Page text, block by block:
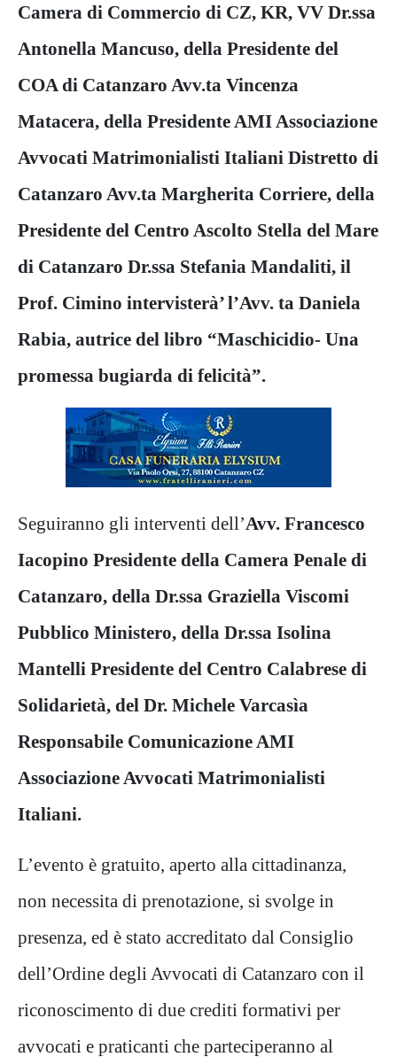
Camera di Commercio di CZ, KR, VV Dr.ssa
Antonella Mancuso, della Presidente del
COA di Catanzaro Avv.ta Vincenza
Matacera, della Presidente AMI Associazione
Avvocati Matrimonialisti Italiani Distretto di
Catanzaro Avv.ta Margherita Corriere, della
Presidente del Centro Ascolto Stella del Mare
di Catanzaro Dr.ssa Stefania Mandaliti, il
Prof. Cimino intervisterà’ l’Avv. ta Daniela
Rabia, autrice del libro “Maschicidio- Una
promessa bugiarda di felicità”.
Seguiranno gli interventi dell’Avv. Francesco
Iacopino Presidente della Camera Penale di
Catanzaro, della Dr.ssa Graziella Viscomi
Pubblico Ministero, della Dr.ssa Isolina
Mantelli Presidente del Centro Calabrese di
Solidarietà, del Dr. Michele Varcasìa
Responsabile Comunicazione AMI
Associazione Avvocati Matrimonialisti
Italiani.
L’evento è gratuito, aperto alla cittadinanza,
non necessita di prenotazione, si svolge in
presenza, ed è stato accreditato dal Consiglio
dell’Ordine degli Avvocati di Catanzaro con il
riconoscimento di due crediti formativi per
avvocati e praticanti che parteciperanno al